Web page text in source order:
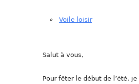
Voile loisir
Salut à vous,
Pour fêter le début de l’été,